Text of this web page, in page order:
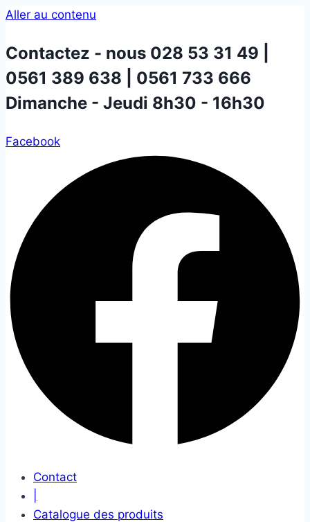
Aller au contenu
Contactez - nous 028 53 31 49 |
0561 389 638 | 0561 733 666
Dimanche - Jeudi 8h30 - 16h30
Facebook
Contact
Catalogue des produits